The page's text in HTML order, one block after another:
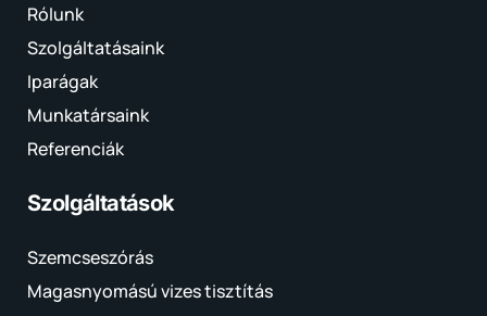
Rólunk
Szolgáltatásaink
Iparágak
Munkatársaink
Referenciák
Szolgáltatások
Szemcseszórás
Magasnyomású vizes tisztítás